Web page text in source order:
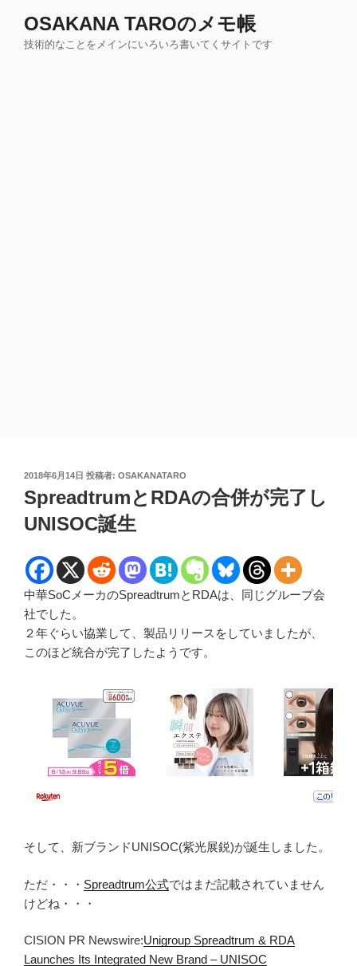
OSAKANA TAROのメモ帳
技術的なことをメインにいろいろ書いてくサイトです
投
稿
日:
2018年6月14日 投稿者: OSAKANATARO
SpreadtrumとRDAの合併が完了し
UNISOC誕生
中華SoCメーカのSpreadtrumとRDAは、同じグループ会
社でした。
２年ぐらい協業して、製品リリースをしていましたが、
このほど統合が完了したようです。
そして、新ブランドUNISOC(紫光展鋭)が誕生しました。
ただ・・・ Spreadtrum公式ではまだ記載されていません
けどね・・・
CISION PR Newswire:Unigroup Spreadtrum & RDA
Launches Its Integrated New Brand – UNISOC